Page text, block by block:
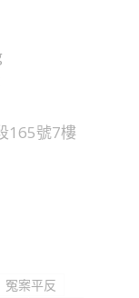
165號7樓
冤案平反